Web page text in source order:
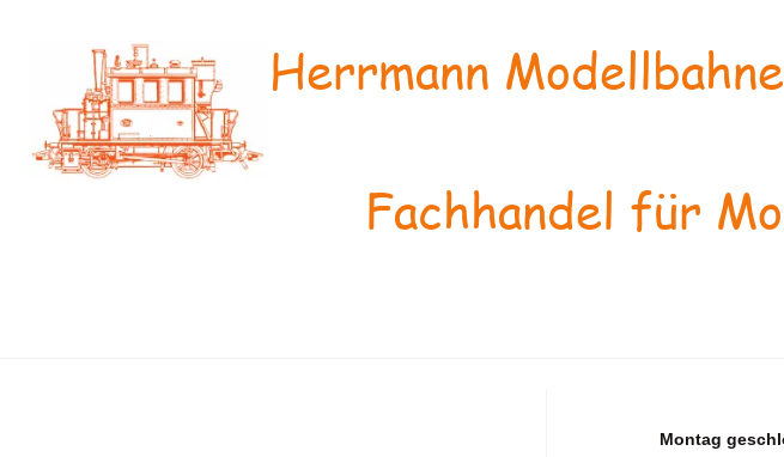
Herrmann
Fachhandel für
Montag